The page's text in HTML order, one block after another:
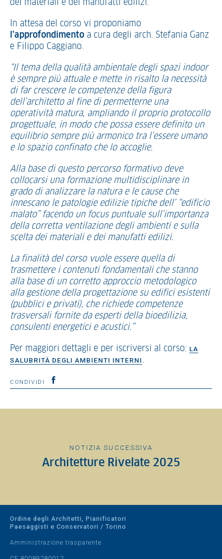
dei materiali e dei manufatti edilizi.
In attesa del corso vi proponiamo
l’approfondimento a cura degli arch. Stefania Ganz
e Filippo Caggiano.
“Il tema della qualità ambientale degli spazi indoor
è sempre più attuale e mette in risalto la necessità
di far crescere le competenze della figura
dell’architetto al fine di permetterne una
operatività matura, ampliando il proprio protocollo
progettuale, in modo che possa essere definito un
equilibrio sempre più armonico tra l’essere umano
e lo spazio confinato che lo accoglie.
Alla base di questo percorso formativo deve
collocarsi una formazione multidisciplinare in
grado di analizzare la natura e le cause che
innescano le patologie edilizie tipiche dell’ “edificio
malato” facendo un focus puntuale sull’importanza
della corretta ventilazione degli ambienti e sulla
scelta dei materiali e dei manufatti edilizi.
La finalità del corso vuole essere quella di
trasmettere i contenuti fondamentali che stanno
alla base di un corretto approccio metodologico
alla gestione della progettazione su edifici esistenti
(pubblici e privati), che richiede competenze
trasversali fornite da esperti della bioedilizia,
consulenti energetici e acustici.”
Per maggiori dettagli e per iscriversi al corso: LA
SALUBRITÀ DEGLI AMBIENTI INTERNI.
CONDIVIDI
NOTIZIA SUCCESSIVA
Architetture Rivelate 2025
Ordine degli Architetti, Pianificatori
Paesaggisti e Conservatori / Torino
Amministrazione trasparente